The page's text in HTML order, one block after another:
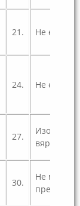
21. Не е вярно
24. Не е вярно
27.
Изобщо
вярно
30.
Не мога да
преценя